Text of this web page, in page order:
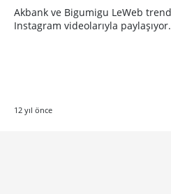
Akbank ve Bigumigu LeWeb
Instagram videolarıyla paylaşıyor.
12 yıl önce